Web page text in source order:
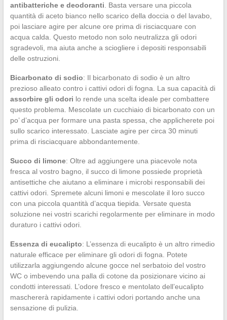
antibatteriche e deodoranti . Basta versare una piccola
quantità di aceto bianco nello scarico della doccia o del lavabo,
poi lasciare agire per alcune ore prima di risciacquare con
acqua calda. Questo metodo non solo neutralizza gli odori
sgradevoli, ma aiuta anche a sciogliere i depositi responsabili
delle ostruzioni.
Bicarbonato di sodio: Il bicarbonato di sodio è un altro
prezioso alleato contro i cattivi odori di fogna. La sua capacità di
assorbire gli odori lo rende una scelta ideale per combattere
questo problema. Mescolate un cucchiaio di bicarbonato con un
po’ d’acqua per formare una pasta spessa, che applicherete poi
sullo scarico interessato. Lasciate agire per circa 30 minuti
prima di risciacquare abbondantemente.
Succo di limone: Oltre ad aggiungere una piacevole nota
fresca al vostro bagno, il succo di limone possiede proprietà
antisettiche che aiutano a eliminare i microbi responsabili dei
cattivi odori. Spremete alcuni limoni e mescolate il loro succo
con una piccola quantità d’acqua tiepida. Versate questa
soluzione nei vostri scarichi regolarmente per eliminare in modo
duraturo i cattivi odori.
Essenza di eucalipto: L’essenza di eucalipto è un altro rimedio
naturale efficace per eliminare gli odori di fogna. Potete
utilizzarla aggiungendo alcune gocce nel serbatoio del vostro
WC o imbevendo una palla di cotone da posizionare vicino ai
condotti interessati. L’odore fresco e mentolato dell’eucalipto
maschererà rapidamente i cattivi odori portando anche una
sensazione di pulizia.